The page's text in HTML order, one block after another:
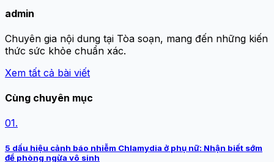
admin
Chuyên gia nội dung tại Tòa soạn, mang đến những kiến
thức sức khỏe chuẩn xác.
Xem tất cả bài viết
Cùng chuyên mục
01.
5 dấu hiệu cảnh báo nhiễm Chlamydia ở phụ nữ: Nhận biết sớm
để phòng ngừa vô sinh